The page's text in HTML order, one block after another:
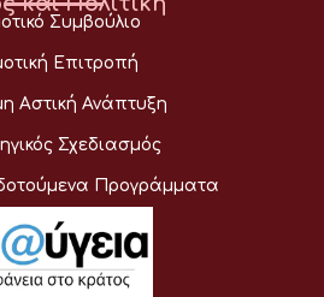
Συμβούλιο
Επιτροπή
Αστική Ανάπτυξη
Σχεδιασμός
Προγράμματα